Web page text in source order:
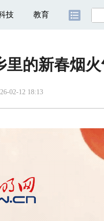
技 教育
里的新春烟
02-12 18:13